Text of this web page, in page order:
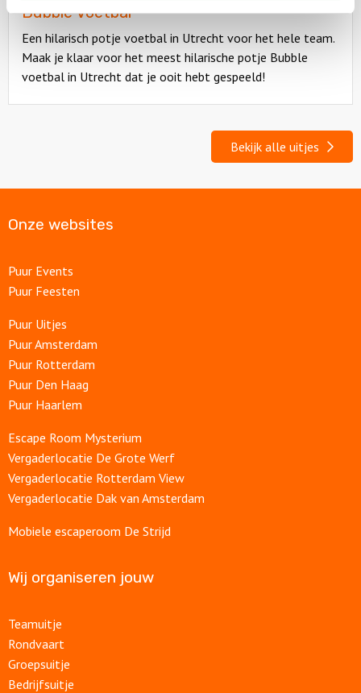
Bubble Voetbal
Een hilarisch potje voetbal in Utrecht voor het hele team.
Maak je klaar voor het meest hilarische potje Bubble
voetbal in Utrecht dat je ooit hebt gespeeld!
Bekijk alle uitjes
Onze websites
Puur Events
Puur Feesten
Puur Uitjes
Puur Amsterdam
Puur Rotterdam
Puur Den Haag
Puur Haarlem
Escape Room Mysterium
Vergaderlocatie De Grote Werf
Vergaderlocatie Rotterdam View
Vergaderlocatie Dak van Amsterdam
Mobiele escaperoom De Strijd
Wij organiseren jouw
Teamuitje
Rondvaart
Groepsuitje
Bedrijfsuitje